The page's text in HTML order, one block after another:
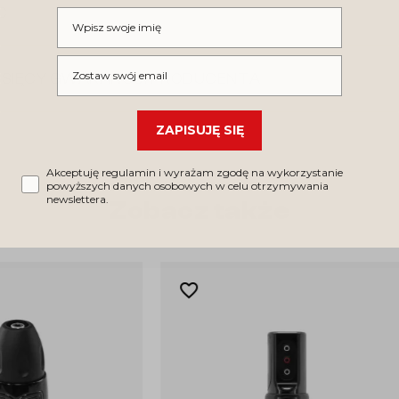
GWARANCJI PRODUCENTA
Wpisz swoje imię
Wpisz swój email
ZAPISUJĘ SIĘ
Akceptuję regulamin i wyrażam zgodę na wykorzystanie
powyższych danych osobowych w celu otrzymywania
newslettera.